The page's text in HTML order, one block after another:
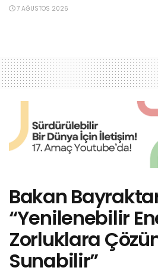
7 AĞUSTOS 2026
Bakan
“Yenilenebilir
Zorluklara
Sunabilir”